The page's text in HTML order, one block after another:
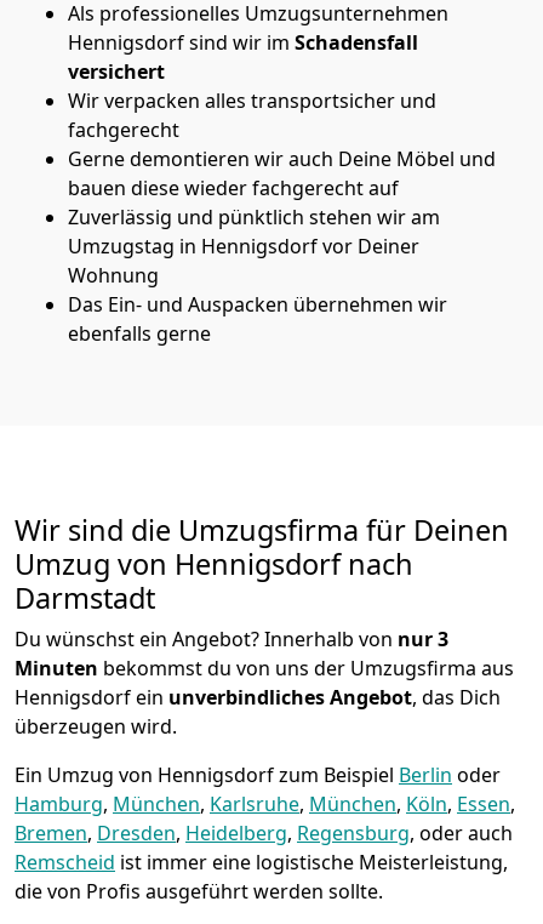
Als professionelles Umzugsunternehmen
Hennigsdorf sind wir im Schadensfall
versichert
Wir verpacken alles transportsicher und
fachgerecht
Gerne demontieren wir auch Deine Möbel und
bauen diese wieder fachgerecht auf
Zuverlässig und pünktlich stehen wir am
Umzugstag in Hennigsdorf vor Deiner
Wohnung
Das Ein- und Auspacken übernehmen wir
ebenfalls gerne
Wir sind die Umzugsfirma für Deinen
Umzug von Hennigsdorf nach
Darmstadt
Du wünschst ein Angebot? Innerhalb von nur 3
Minuten bekommst du von uns der Umzugsfirma aus
Hennigsdorf ein unverbindliches Angebot, das Dich
überzeugen wird.
Ein Umzug von Hennigsdorf zum Beispiel Berlin oder
Hamburg, München, Karlsruhe, München, Köln, Essen,
Bremen, Dresden, Heidelberg, Regensburg, oder auch
Remscheid ist immer eine logistische Meisterleistung,
die von Profis ausgeführt werden sollte.